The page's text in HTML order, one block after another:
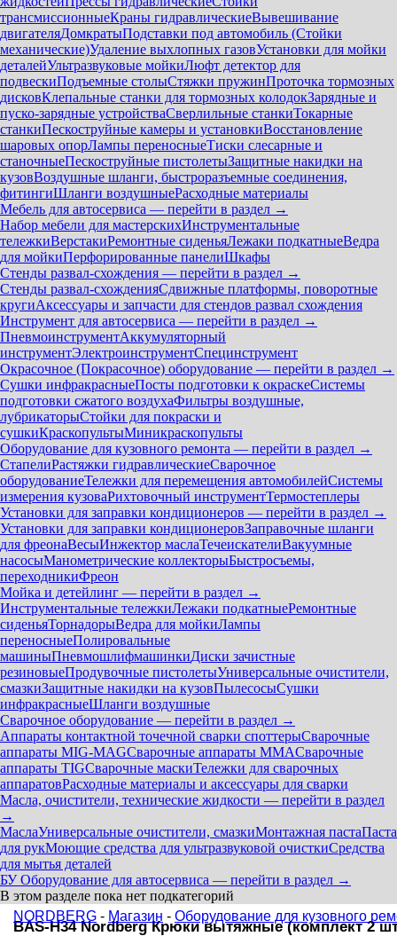
трансмиссионныеКраны гидравлическиеВывешивание
двигателяДомкратыПодставки под автомобиль (Стойки
механические)Удаление выхлопных газовУстановки для мойки
деталейУльтразвуковые мойкиЛюфт детектор для
подвескиПодъемные столыСтяжки пружинПроточка тормозных
дисковКлепальные станки для тормозных колодокЗарядные и
пуско-зарядные устройстваСверлильные станкиТокарные
станкиПескоструйные камеры и установкиВосстановление
шаровых опорЛампы переносныеТиски слесарные и
станочныеПескоструйные пистолетыЗащитные накидки на
кузовВоздушные шланги, быстроразъемные соединения,
фитингиШланги воздушныеРасходные материалы
Мебель для автосервиса — перейти в раздел →
Набор мебели для мастерскихИнструментальные
тележкиВерстакиРемонтные сиденьяЛежаки подкатныеВедра
для мойкиПерфорированные панелиШкафы
Стенды развал-схождения — перейти в раздел →
Стенды развал-схожденияСдвижные платформы, поворотные
кругиАксессуары и запчасти для стендов развал схождения
Инструмент для автосервиса — перейти в раздел →
ПневмоинструментАккумуляторный
инструментЭлектроинструментСпецинструмент
Окрасочное (Покрасочное) оборудование — перейти в раздел →
Сушки инфракрасныеПосты подготовки к окраскеСистемы
подготовки сжатого воздухаФильтры воздушные,
лубрикаторыСтойки для покраски и
сушкиКраскопультыМиникраскопульты
Оборудование для кузовного ремонта — перейти в раздел →
СтапелиРастяжки гидравлическиеСварочное
оборудованиеТележки для перемещения автомобилейСистемы
измерения кузоваРихтовочный инструментТермостеплеры
Установки для заправки кондиционеров — перейти в раздел →
Установки для заправки кондиционеровЗаправочные шланги
для фреонаВесыИнжектор маслаТечеискателиВакуумные
насосыМанометрические коллекторыБыстросъемы,
переходникиФреон
Мойка и детейлинг — перейти в раздел →
Инструментальные тележкиЛежаки подкатныеРемонтные
сиденьяТорнадорыВедра для мойкиЛампы
переносныеПолировальные
машиныПневмошлифмашинкиДиски зачистные
резиновыеПродувочные пистолетыУниверсальные очистители,
смазкиЗащитные накидки на кузовПылесосыСушки
инфракрасныеШланги воздушные
Сварочное оборудование — перейти в раздел →
Аппараты контактной точечной сварки cпоттерыСварочные
аппараты MIG-MAGСварочные аппараты MMAСварочные
аппараты TIGСварочные маскиТележки для сварочных
аппаратовРасходные материалы и аксессуары для сварки
Масла, очистители, технические жидкости — перейти в раздел
→
МаслаУниверсальные очистители, смазкиМонтажная пастаПаста
для рукМоющие средства для ультразвуковой очисткиСредства
для мытья деталей
БУ Оборудование для автосервиса — перейти в раздел →
В этом разделе пока нет подкатегорий
NORDBERG - Магазин - Оборудование для кузовного
BAS-H34 Nordberg Крюки вытяжные (комплект 2